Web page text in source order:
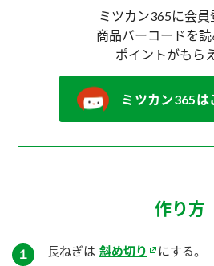
ミツカン365に会員
商品バーコードを読
ポイントがもら
ミツカン365は
作り方
１ 長ねぎは 斜め切り にする。